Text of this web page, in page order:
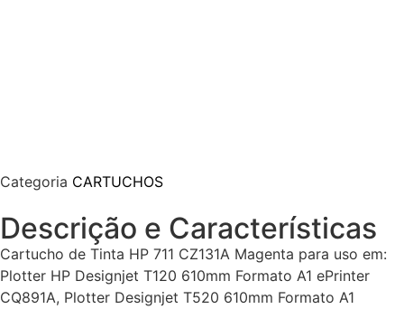
Categoria CARTUCHOS
Descrição e Características
Cartucho de Tinta HP 711 CZ131A Magenta para uso em:
Plotter HP Designjet T120 610mm Formato A1 ePrinter
CQ891A, Plotter Designjet T520 610mm Formato A1